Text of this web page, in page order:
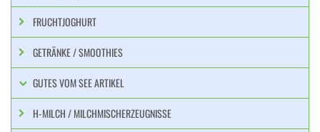
FRUCHTJOGHURT
GETRÄNKE / SMOOTHIES
GUTES VOM SEE ARTIKEL
H-MILCH / MILCHMISCHERZEUGNISSE